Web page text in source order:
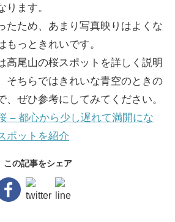
ります。
たため、あまり写真映りはよくな
もっときれいです。
高尾山の桜スポットを詳しく説明
そちらではきれいな青空のときの
、ぜひ参考にしてみてください。
– 都心から少し遅れて満開にな
ポットを紹介
この記事をシェア